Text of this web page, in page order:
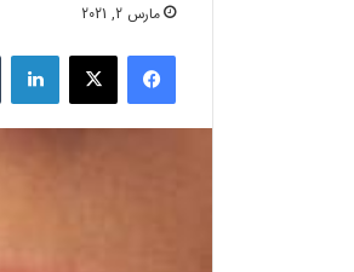
مارس 2, 2021
فیسبوک X لینکدین